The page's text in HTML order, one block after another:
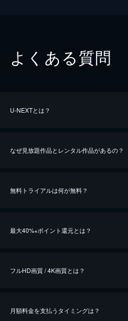
よくある質問
U-NEXTとは？
なぜ見放題作品とレンタル作品があるの？
無料トライアルは何が無料？
最大40%※ポイント還元とは？
※40％ポイント還元の対象は、クレジットカード決
iOSアプリのUコイン決済による作品の購入 / レ
フルHD画質 / 4K画質とは？
月額料金を支払うタイミングは？